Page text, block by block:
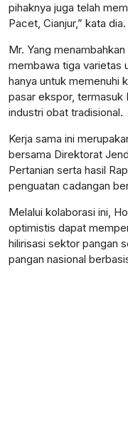
pihaknya juga telah
Pacet, Cianjur,” kata dia.
Mr. Yang
membawa tiga varietas
hanya untuk memenuhi
pasar ekspor, termasuk
industri obat tradisional.
Kerja sama ini
bersama Direktorat
Pertanian serta hasil
penguatan cadangan
Melalui kolaborasi ini,
optimistis dapat
hilirisasi sektor pangan
pangan nasional